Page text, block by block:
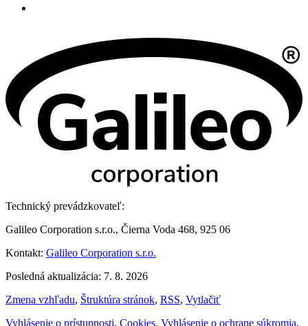
Technický prevádzkovateľ:
Galileo Corporation s.r.o., Čierna Voda 468, 925 06
Kontakt: Galileo Corporation s.r.o.
Posledná aktualizácia: 7. 8. 2026
Zmena vzhľadu, Štruktúra stránok, RSS, Vytlačiť
Vyhlásenie o prístupnosti, Cookies, Vyhlásenie o ochrane súkromia,